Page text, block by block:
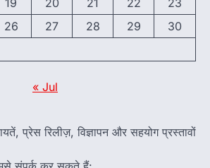
19 20 21 22
23
26 27 28 29
30
« Jul
प्रेस रिलीज़, विज्ञापन और सहयोग प्रस्तावों